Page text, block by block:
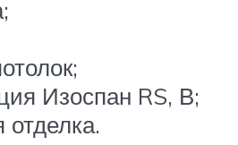
Изоспан RS, В;
отделка.